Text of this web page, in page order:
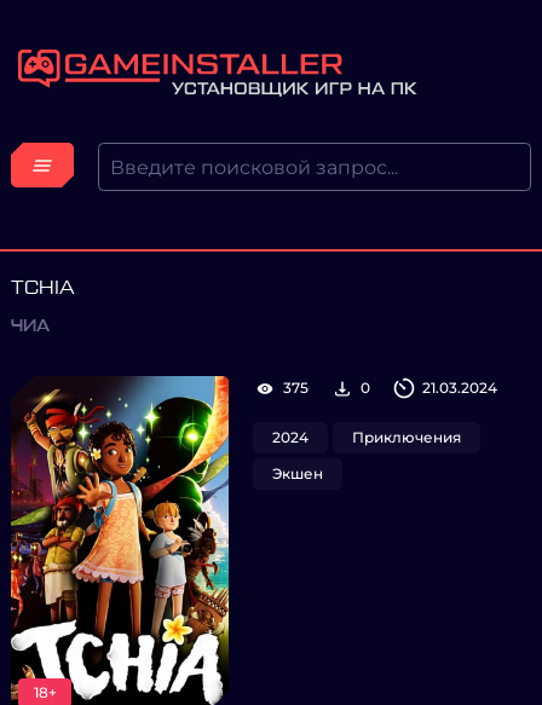
TCHIA
ЧИА
18+
375 0 21.03.2024
2024
Приключения
Экшен